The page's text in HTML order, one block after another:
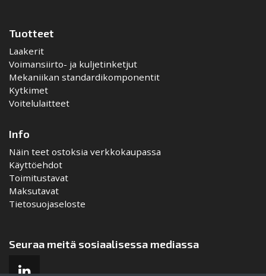
Tuotteet
Laakerit
Voimansiirto- ja kuljetinketjut
Mekaniikan standardikomponentit
Kytkimet
Voitelulaitteet
Info
Näin teet ostoksia verkkokaupassa
Käyttöehdot
Toimitustavat
Maksutavat
Tietosuojaseloste
Seuraa meitä sosiaalisessa mediassa